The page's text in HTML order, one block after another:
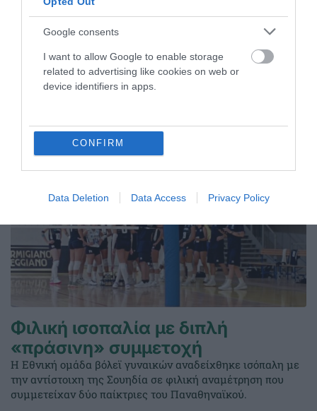
Google consents
I want to allow Google to enable storage
related to advertising like cookies on web or
device identifiers in apps.
CONFIRM
Data Deletion Data Access Privacy Policy
πρωτάθλημα βετεράνων στο ξίφος μονομαχίας.
Φιλική ισοπαλία με διπλή
«πράσινη» συμμετοχή
Η Εθνική ομάδα βόλεϊ γυναικών αναδείχθηκε ισόπαλη με
την αντίστοιχη της Σουηδία σε φιλική αναμέτρηση που
συμμετείχαν δύο παίκτριες του Παναθηναϊκού.